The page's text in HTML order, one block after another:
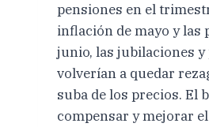
pensiones en el
inflación de mayo y las
junio, las jubilaciones y
volverían a quedar
suba de los precios. El
compensar y mejorar